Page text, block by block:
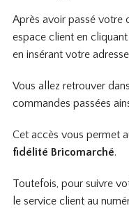
Après avoir passé votre
espace client en
en insérant votre
Vous allez retrouver
commandes passées
Cet accès vous permet
fidélité Bricomarché.
Toutefois, pour suivre
le service client au